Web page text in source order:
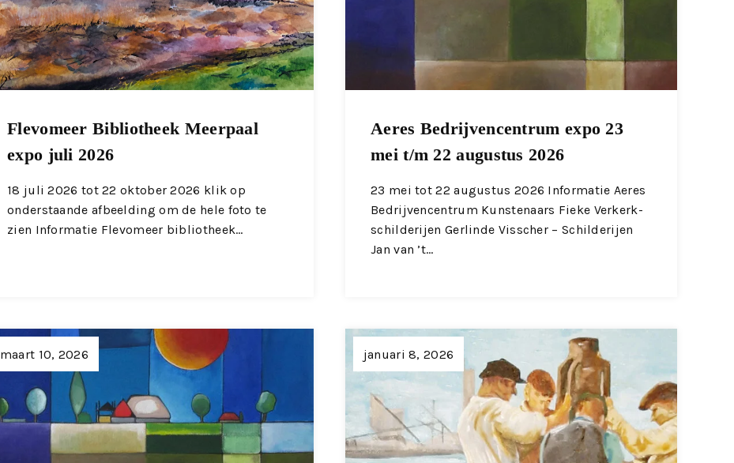
Flevomeer Bibliotheek Meerpaal
expo juli 2026
18 juli 2026 tot 22 oktober 2026 klik op
onderstaande afbeelding om de hele foto te
zien Informatie Flevomeer bibliotheek…
Aeres Bedrijvencentrum expo 23
mei t/m 22 augustus 2026
23 mei tot 22 augustus 2026 Informatie Aeres
Bedrijvencentrum Kunstenaars Fieke Verkerk-
schilderijen Gerlinde Visscher – Schilderijen
Jan van ’t…
maart 10, 2026 januari 8, 2026